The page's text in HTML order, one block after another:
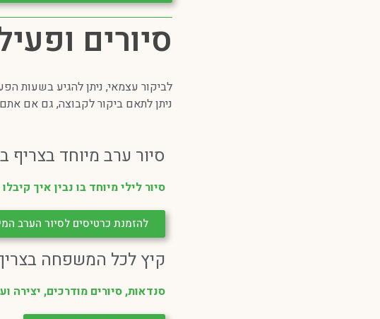
סיורים
לביקור עצמאי, ניתן להגיע בשעות
ניתן לתאם ביקור לקבוצה, גם אם אתם
סיור ערב מיוחד בצריף
סיור לילי מיוחד בו נבין איך קיבלו
להזמנת כרטיסים לסיור הערב
קיץ לכל המשפחה בצריף
סנדאות, סיורים מודרכים, יצירה